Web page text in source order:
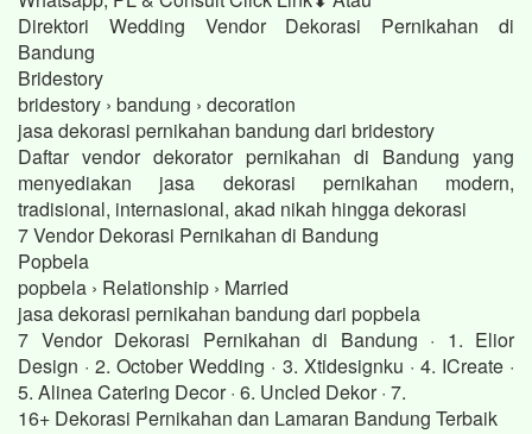
Direktori Wedding Vendor Dekorasi Pernikahan di
Bandung
Bridestory
bridestory › bandung › decoration
jasa dekorasi pernikahan bandung dari bridestory
Daftar vendor dekorator pernikahan di Bandung yang
menyediakan jasa dekorasi pernikahan modern,
tradisional, internasional, akad nikah hingga dekorasi
7 Vendor Dekorasi Pernikahan di Bandung
Popbela
popbela › Relationship › Married
jasa dekorasi pernikahan bandung dari popbela
7 Vendor Dekorasi Pernikahan di Bandung · 1. Elior
Design · 2. October Wedding · 3. Xtidesignku · 4. ICreate ·
5. Alinea Catering Decor · 6. Uncled Dekor · 7.
16+ Dekorasi Pernikahan dan Lamaran Bandung Terbaik